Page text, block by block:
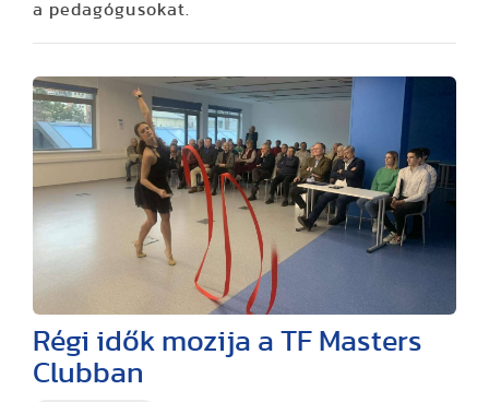
a pedagógusokat.
Régi idők mozija a TF Masters
Clubban